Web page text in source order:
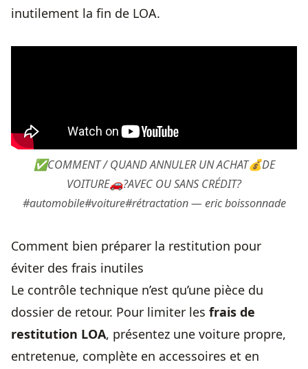
inutilement la fin de LOA.
✅COMMENT / QUAND ANNULER UN ACHAT💰DE
VOITURE🚗?AVEC OU SANS CRÉDIT?
#automobile#voiture#rétractation — eric boissonnade
Comment bien préparer la restitution pour
éviter des frais inutiles
Le contrôle technique n’est qu’une pièce du
dossier de retour. Pour limiter les frais de
restitution LOA, présentez une voiture propre,
entretenue, complète en accessoires et en